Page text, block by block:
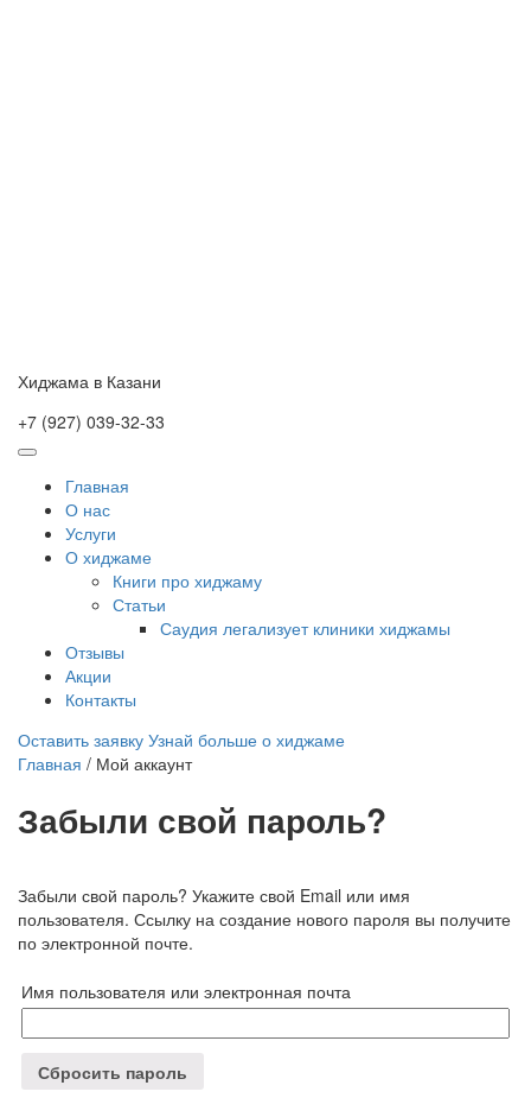
Хиджама в Казани
+7 (927) 039-32-33
Главная
О нас
Услуги
О хиджаме
Книги про хиджаму
Статьи
Саудия легализует клиники хиджамы
Отзывы
Акции
Контакты
Оставить заявку Узнай больше о хиджаме
Главная / Мой аккаунт
Забыли свой пароль?
Забыли свой пароль? Укажите свой Email или имя
пользователя. Ссылку на создание нового пароля вы получите
по электронной почте.
Имя пользователя или электронная почта
Сбросить пароль